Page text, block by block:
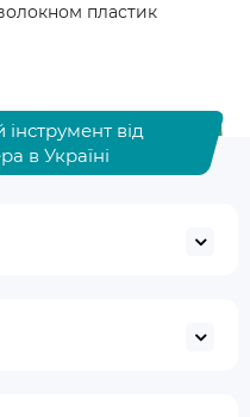
пластик
від
в Україні